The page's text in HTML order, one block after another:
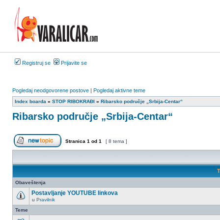
Registruj se Prijavite se
Pogledaj neodgovorene postove | Pogledaj aktivne teme
Index boarda » STOP RIBOKRAĐI » Ribarsko područje „Srbija-Centar“
Ribarsko područje „Srbija-Centar“
Započni novu temu
Stranica 1 od 1 [ 8 tema ]
Obaveštenja
Nema
postova
Postavljanje YOUTUBE linkova
u Pravilnik
Teme